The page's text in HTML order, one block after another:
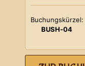
Buchungskürzel:
BUSH-04